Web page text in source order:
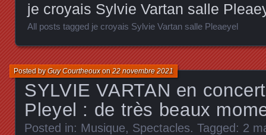
je croyais Sylvie Vartan salle
All posts tagged je croyais Sylvie Vartan salle Pleaeyel
SYLVIE VARTAN en
Pleyel : de très beaux
Posted byGuy Courtheouxon22 novembre 2021
Posted in: Musique, Spectacles. Tagged: 2